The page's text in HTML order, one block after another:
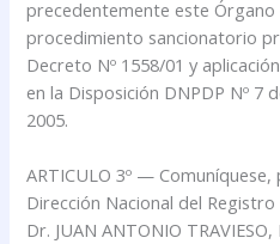
precedentemente este
procedimiento sancionatorio
Decreto Nº 1558/01 y
en la Disposición DNPDP Nº 7
2005.
ARTICULO 3º — Comuníquese,
Dirección Nacional del
Dr. JUAN ANTONIO